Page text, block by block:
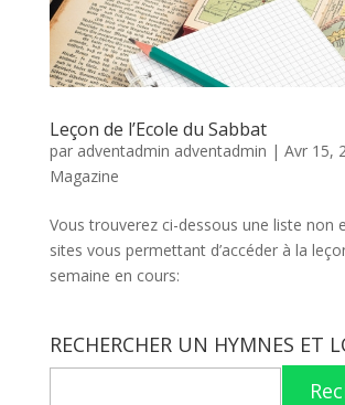
Leçon de l’Ecole du Sabbat
par adventadmin adventadmin | Avr 15,
Magazine
Vous trouverez ci-dessous une liste non
sites vous permettant d’accéder à la
semaine en cours:
RECHERCHER UN HYMNES ET